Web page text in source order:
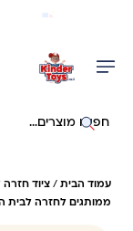
חיפוש באתר
עמוד הבית / ציוד
ממותגים לחזרה לבית